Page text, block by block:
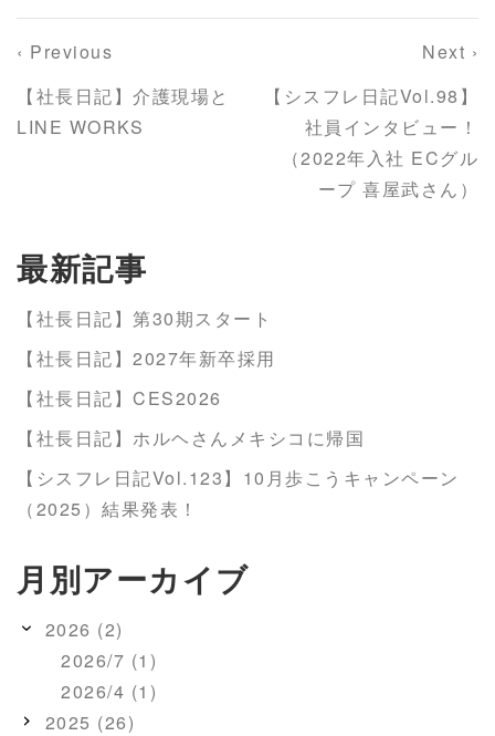
‹ Previous
【社長日記】介護現場と
LINE WORKS
Next ›
【シスフレ日記Vol.98】
社員インタビュー！
（2022年入社 ECグル
ープ 喜屋武さん）
最新記事
【社長日記】第30期スタート
【社長日記】2027年新卒採用
【社長日記】CES2026
【社長日記】ホルヘさんメキシコに帰国
【シスフレ日記Vol.123】10月歩こうキャンペーン
（2025）結果発表！
月別アーカイブ
2026 (2)
2026/7 (1)
2026/4 (1)
2025 (26)